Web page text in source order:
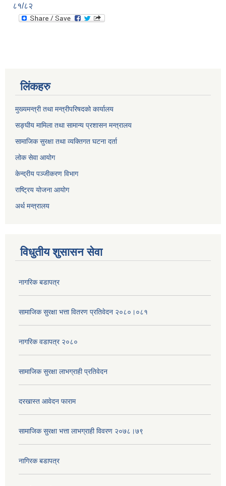
८१/८२
लिंकहरु
मुख्यमन्त्री तथा मन्त्रीपरिषदको कार्यालय
सङ्घीय मामिला तथा सामान्य प्रशासन मन्त्रालय
सामाजिक सुरक्षा तथा व्यक्तिगत घटना दर्ता
लोक सेवा आयोग
केन्द्रीय पञ्जीकरण विभाग
राष्ट्रिय योजना आयोग
अर्थ मन्त्रालय
विधुतीय शुसासन सेवा
नागरिक बडापत्र
सामाजिक सुरक्षा भत्ता वितरण प्रतिवेदन २०८०।०८१
नागरिक वडापत्र २०८०
सामाजिक सुरक्षा लाभग्राही प्रतिवेदन
दरखास्त आवेदन फाराम
सामाजिक सुरक्षा भत्ता लाभग्राही विवरण २०७८।७९
नागिरक बडापत्र